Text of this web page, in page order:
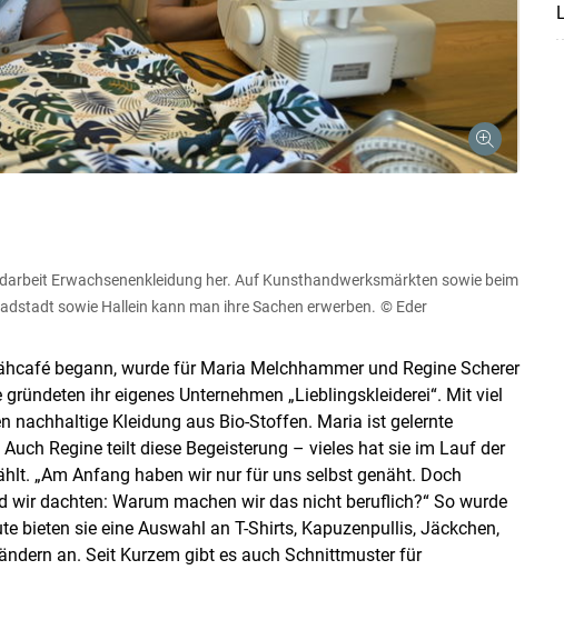
Erwachsenenkleidung her. Auf Kunsthandwerksmärkten sowie beim
sowie Hallein kann man ihre Sachen erwerben. © Eder
begann, wurde für Maria Melchhammer und Regine Scherer
ihr eigenes Unternehmen „Lieblingskleiderei“. Mit viel
nachhaltige Kleidung aus Bio-Stoffen. Maria ist gelernte
Regine teilt diese Begeisterung – vieles hat sie im Lauf der
„Am Anfang haben wir nur für uns selbst genäht. Doch
wir dachten: Warum machen wir das nicht beruflich?“ So wurde
bieten sie eine Auswahl an T-Shirts, Kapuzenpullis, Jäckchen,
an. Seit Kurzem gibt es auch Schnittmuster für